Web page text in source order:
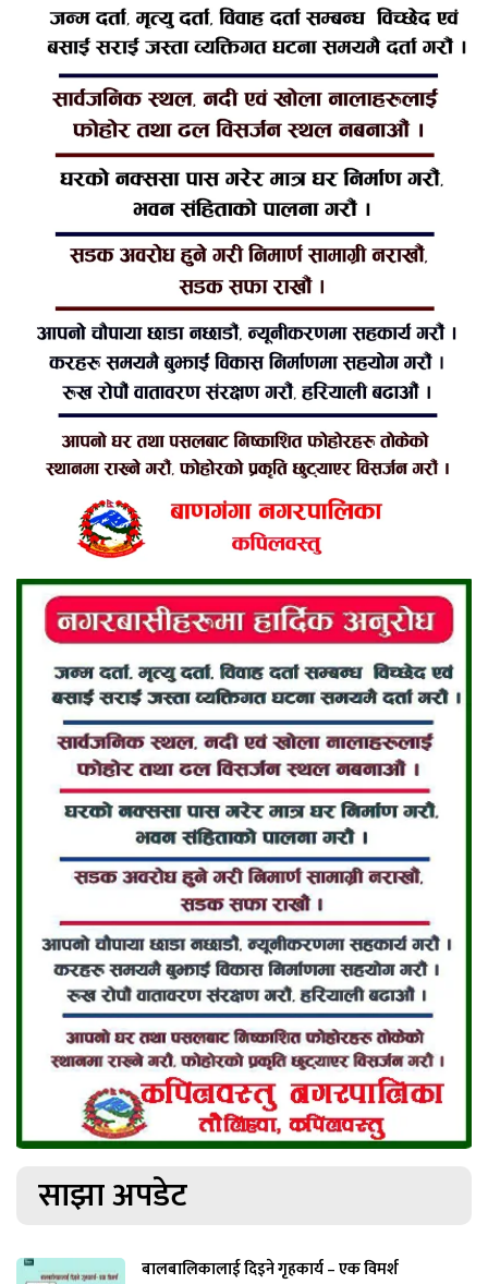
साझा अपडेट
बालबालिकालाई दिइने गृहकार्य – एक विमर्श